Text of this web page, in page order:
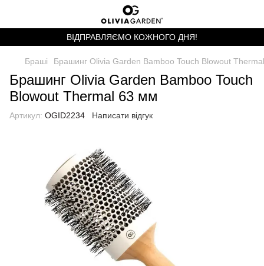
ВІДПРАВЛЯЄМО КОЖНОГО ДНЯ!
Браші Брашинг Olivia Garden Bamboo Touch Blowout
Брашинг Olivia Garden Bamboo Touch
Blowout Thermal 63 мм
Артикул: OGID2234 Написати відгук